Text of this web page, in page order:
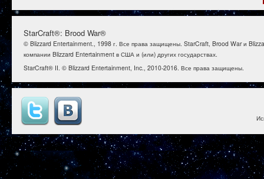
StarCraft®: Brood War®
© Blizzard Entertainment., 1998 г. Все права защищены. StarCraft, Brood War и
компании Blizzard Entertainment в США и (или) других государствах.
StarCraft® II. © Blizzard Entertainment, Inc., 2010-2016. Все права защищены.